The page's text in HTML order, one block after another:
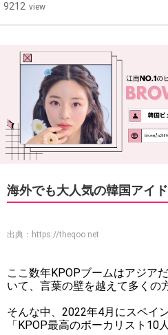
9212 view
海外でも大人気の韓国アイ
出典： https://theqoo.net
ここ数年KPOPブームはアジア
いて、言葉の壁を越えて多く
そんな中、2022年4月にスペイ
「KPOP最高のボーカリスト10